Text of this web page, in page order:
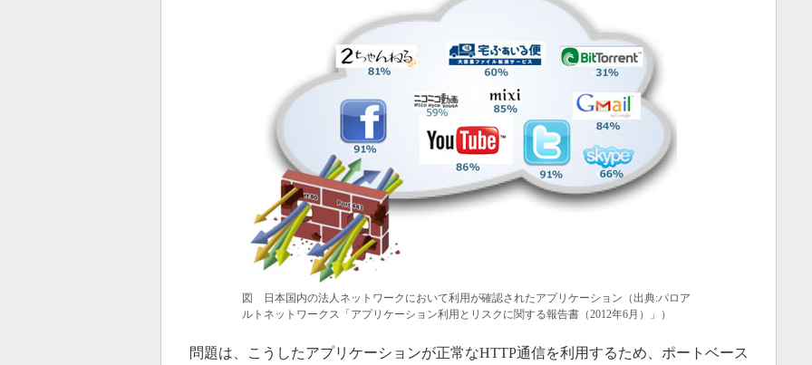
図 日本国内の法人ネットワークにおいて利用が確認されたアプリケーション（出典:パロア
ルトネットワークス「アプリケーション利用とリスクに関する報告書（2012年6月）」）
問題は、こうしたアプリケーションが正常なHTTP通信を利用するため、ポートベース